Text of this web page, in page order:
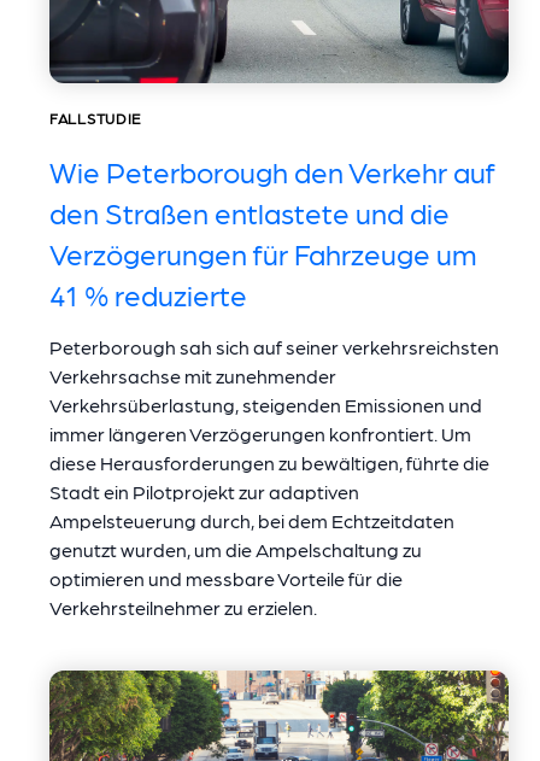
FALLSTUDIE
Wie Peterborough den Verkehr auf
den Straßen entlastete und die
Verzögerungen für Fahrzeuge um
41 % reduzierte
Peterborough sah sich auf seiner verkehrsreichsten
Verkehrsachse mit zunehmender
Verkehrsüberlastung, steigenden Emissionen und
immer längeren Verzögerungen konfrontiert. Um
diese Herausforderungen zu bewältigen, führte die
Stadt ein Pilotprojekt zur adaptiven
Ampelsteuerung durch, bei dem Echtzeitdaten
genutzt wurden, um die Ampelschaltung zu
optimieren und messbare Vorteile für die
Verkehrsteilnehmer zu erzielen.